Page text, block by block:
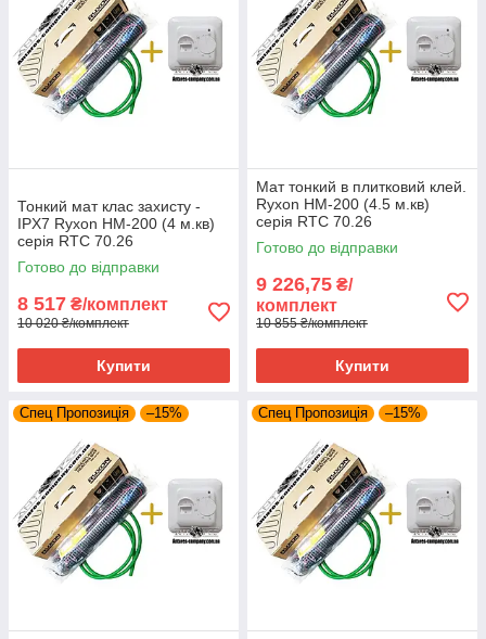
Тонкий мат клас захисту -
IPX7 Ryxon HM-200 (4 м.кв)
серія RTC 70.26
Готово до відправки
8 517 ₴/комплект
10 020 ₴/комплект
Купити
Мат тонкий в плитковий клей.
Ryxon HM-200 (4.5 м.кв)
серія RTC 70.26
Готово до відправки
9 226,75 ₴/
комплект
10 855 ₴/комплект
Купити
Спец Пропозиція –15% Спец Пропозиція –15%